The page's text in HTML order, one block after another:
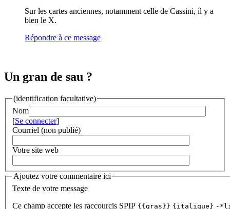
Sur les cartes anciennes, notamment celle de Cassini, il y a
bien le X.
Répondre à ce message
Un gran de sau ?
(identification facultative)
Nom
[Se connecter]
Courriel (non publié)
Votre site web
Ajoutez votre commentaire ici
Texte de votre message
Ce champ accepte les raccourcis SPIP {{gras}} {italique} -